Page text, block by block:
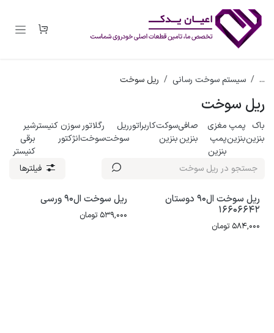
... سیستم سوخت رسانی ریل سوخت
ریل سوخت
باک
بنزین
پمپ
بنزین
مغزی
پمپ
بنزین
صافی
بنزین
سوکت
بنزین
کاربراتورریل
سوخت
رگلاتور
سوخت
سوزن
انژکتور
کنیسترشیر
برقی
کنیستر
فیلترها
ریل سوخت ال90 دوستان
16606642
584,000 تومان
ریل سوخت ال90 ورسی
539,000 تومان